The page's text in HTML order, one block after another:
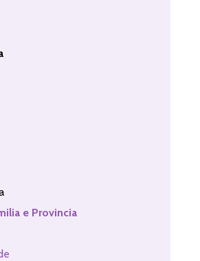
e Provincia